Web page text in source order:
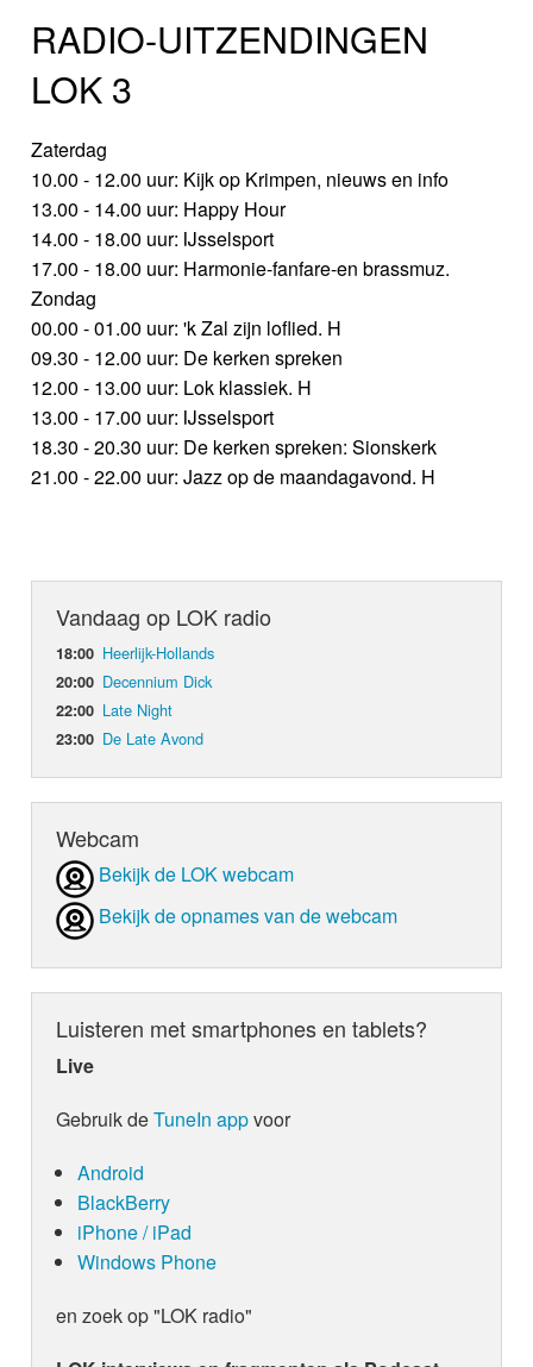
RADIO-UITZENDINGEN
LOK 3
Zaterdag
10.00 - 12.00 uur: Kijk op Krimpen, nieuws en info
13.00 - 14.00 uur: Happy Hour
14.00 - 18.00 uur: IJsselsport
17.00 - 18.00 uur: Harmonie-fanfare-en brassmuz.
Zondag
00.00 - 01.00 uur: 'k Zal zijn loflied. H
09.30 - 12.00 uur: De kerken spreken
12.00 - 13.00 uur: Lok klassiek. H
13.00 - 17.00 uur: IJsselsport
18.30 - 20.30 uur: De kerken spreken: Sionskerk
21.00 - 22.00 uur: Jazz op de maandagavond. H
Vandaag op LOK radio
18:00 Heerlijk-Hollands
20:00 Decennium Dick
22:00 Late Night
23:00 De Late Avond
Webcam
Bekijk de LOK webcam
Bekijk de opnames van de webcam
Luisteren met smartphones en tablets?
Live
Gebruik deTuneIn appvoor
Android
BlackBerry
iPhone / iPad
Windows Phone
en zoek op "LOK radio"